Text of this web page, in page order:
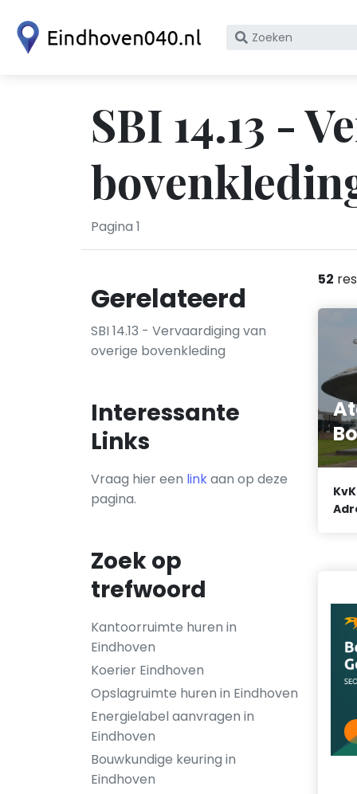
Zoek
KvK
nummer
SBI 14.13 -
Pagina 1
Gerelateerd
SBI 14.13 - Vervaardiging van
overige bovenkleding
Interessante
Links
Vraag hier een linkaan op deze
pagina.
Zoek op
trefwoord
Kantoorruimte huren in
Eindhoven
Koerier Eindhoven
Opslagruimte huren in Eindhoven
Energielabel aanvragen in
Eindhoven
Bouwkundige keuring in
Eindhoven
52